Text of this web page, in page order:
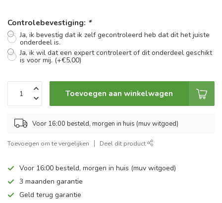
Controlebevestiging: *
Ja, ik bevestig dat ik zelf gecontroleerd heb dat dit het juiste
onderdeel is.
Ja, ik wil dat een expert controleert of dit onderdeel geschikt
is voor mij. (+€5,00)
Toevoegen aan winkelwagen
Voor 16:00 besteld, morgen in huis (muv witgoed)
Toevoegen om te vergelijken Deel dit product
Voor 16:00 besteld, morgen in huis (muv witgoed)
3 maanden garantie
Geld terug garantie